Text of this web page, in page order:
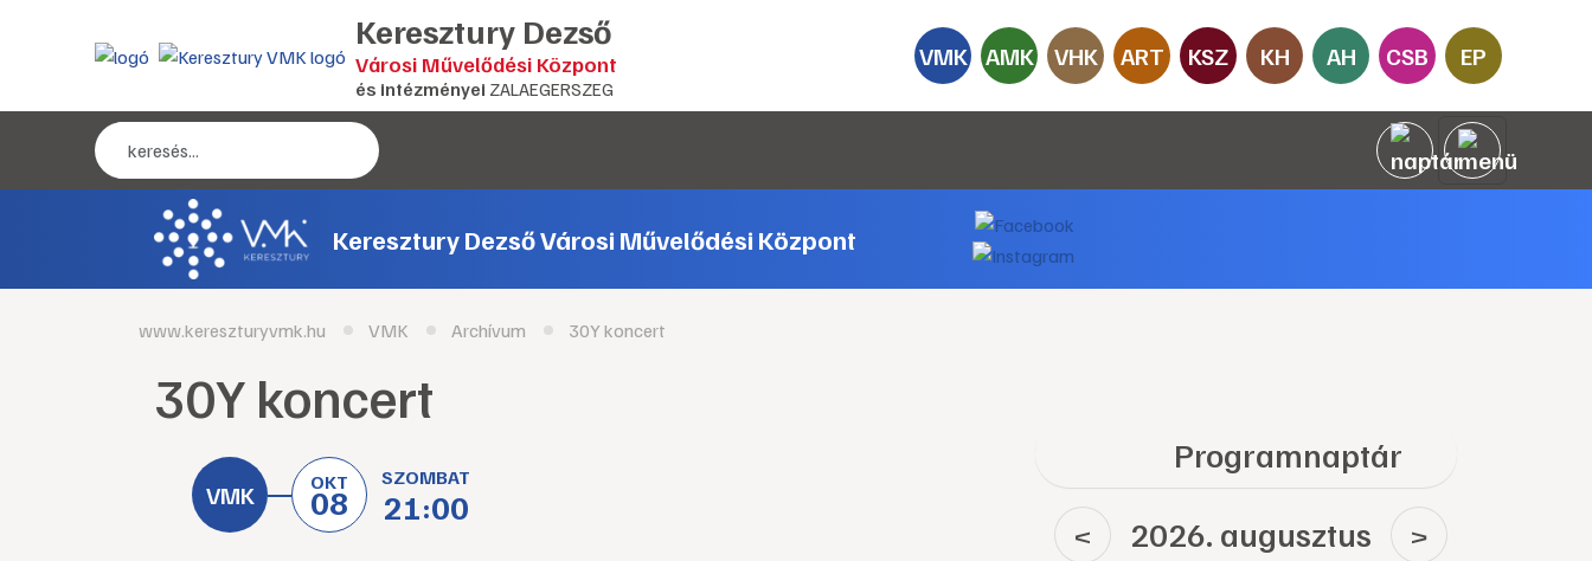
Keresztury Dezső
Városi Művelődési Központ
és intézményei ZALAEGERSZEG
VMK AMK VHK ART KSZ KH AH CSB EP
Keresztury Dezső Városi Művelődési Központ
www.kereszturyvmk.hu VMK Archívum 30Y koncert
30Y koncert
OKT
08
SZOMBAT
21:00
Programnaptár
< 2026. augusztus >